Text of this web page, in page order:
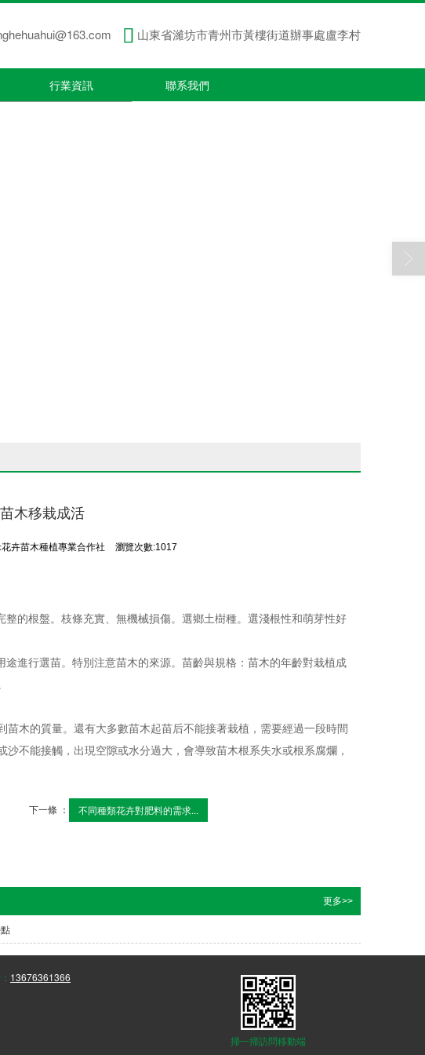
山東省濰坊市青州市黃樓街道辦事處盧李村
行業資訊 聯系我們
木移栽成活
卉苗木種植專業合作社 瀏覽次數:1017
根盤。枝條充實、無機械損傷。選鄉土樹種。選淺根性和萌芽性好
行選苗。特別注意苗木的來源。苗齡與規格：苗木的年齡對栽植成
木的質量。還有大多數苗木起苗后不能接著栽植，需要經過一段時間
不能接觸，出現空隙或水分過大，會導致苗木根系失水或根系腐爛，
下一條 ： 不同種類花卉對肥料的需求...
更多>>
13676361366
掃一掃訪問移動端